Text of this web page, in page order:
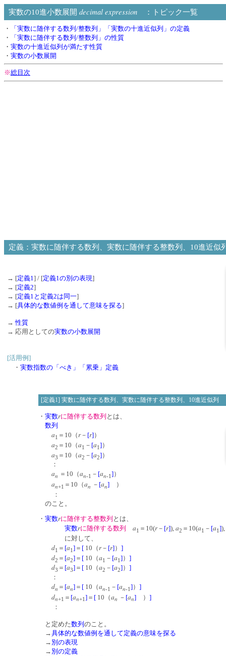
実数の10進小数展開decimal expression ：トピック一覧
・
「実数に随伴する数列/整数列」「実数の十進近似列」の定義
・
「実数に随伴する数列/整数列」の性質
・ 実数の十進近似列が満たす性質
・ 実数の小数展開
※総目次
定義：実数に随伴する数列、実数に随伴する整数列、10進近似
→ [定義1] / [定義1の別の表現]
→ [定義2]
→ [定義1と定義2は同一]
→ [具体的な数値例を通して意味を探る]
→性質
→ 応用としての実数の小数展開
[活用例]
・ 実数指数の「べき」「累乗」定義
[定義1] 実数に随伴する数列、実数に随伴する整数列、10進近似列
・ 実数rに随伴する数列 とは、
数列
a1 ＝10（r－ [r]）
a2 ＝10（a1 － [a1]）
a3 ＝10（a2 － [a2]）
：
an ＝10（an-1 － [an-1]）
an+1 ＝10（an － [an] ）
：
のこと。
・ 実数rに随伴する整数列 とは、
実数rに随伴する数列 a1 ＝10(r－ [r]), a2 ＝10(a1 － [a1]),
に対して、
d1 ＝ [a1] ＝ [ 10（r－ [r]） ]
d2 ＝ [a2] ＝ [ 10（a1 － [a1]） ]
d3 ＝ [a3] ＝ [ 10（a2 － [a2]） ]
：
dn ＝ [an] ＝ [ 10（an-1 － [an-1]） ]
dn+1 ＝ [an+1 ] ＝ [ 10（an － [an] ） ]
：
と定めた数列 のこと。
→具体的な数値例を通して定義の意味を探る
→ 別の表現
→ 別の定義